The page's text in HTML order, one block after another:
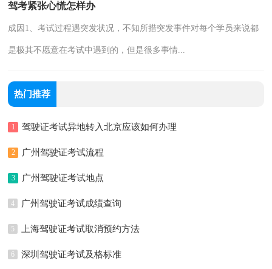
驾考紧张心慌怎样办
成因1、考试过程遇突发状况，不知所措突发事件对每个学员来说都
是极其不愿意在考试中遇到的，但是很多事情...
热门推荐
1 驾驶证考试异地转入北京应该如何办理
2 广州驾驶证考试流程
3 广州驾驶证考试地点
4 广州驾驶证考试成绩查询
5 上海驾驶证考试取消预约方法
6 深圳驾驶证考试及格标准